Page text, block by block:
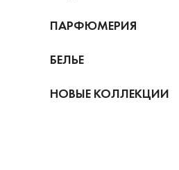
ПАРФЮМЕРИЯ
БЕЛЬЕ
НОВЫЕ КОЛЛЕКЦИИ